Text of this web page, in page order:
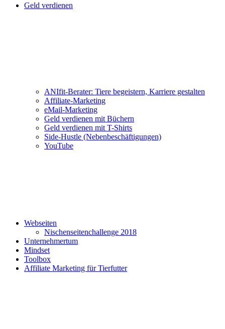
Geld verdienen
ANIfit-Berater: Tiere begeistern, Karriere gestalten
Affiliate-Marketing
eMail-Marketing
Geld verdienen mit Büchern
Geld verdienen mit T-Shirts
Side-Hustle (Nebenbeschäftigungen)
YouTube
Webseiten
Nischenseitenchallenge 2018
Unternehmertum
Mindset
Toolbox
Affiliate Marketing für Tierfutter